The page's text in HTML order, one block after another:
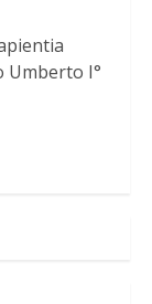
Umberto I°